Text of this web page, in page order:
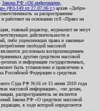
Закона РФ «Об информации,
(ФЗ-149 от 27.07.06 г.) архив «Дебри-
за распространение
работают на основании ст.8 «Право на
главный редактор, журналист не несут
действительности и
либо ущемляющих права и законные
свободой массовой
дословным воспроизведением
другим средством массовой
и информация государственных,
быть установлено и привлечено к
Российской Федерации о средствах
Суда РФ №16 от 15 июня 2010 года
массовой информации», «по делам,
распространитель не является
Закона РФ «О средствах массовой
в ходе которой определяется